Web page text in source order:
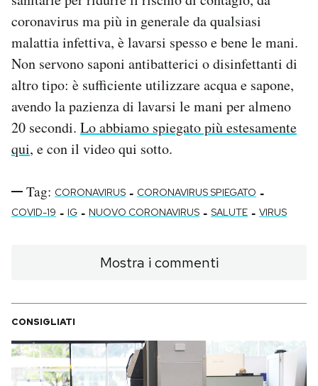
coronavirus ma più in generale da qualsiasi
malattia infettiva, è lavarsi spesso e bene le mani.
Non servono saponi antibatterici o disinfettanti di
altro tipo: è sufficiente utilizzare acqua e sapone,
avendo la pazienza di lavarsi le mani per almeno
20 secondi. Lo abbiamo spiegato più estesamente
qui, e con il video qui sotto.
Tag: CORONAVIRUS - CORONAVIRUS SPIEGATO -
COVID-19 - IG - NUOVO CORONAVIRUS - SALUTE - VIRUS
Mostra i commenti
CONSIGLIATI